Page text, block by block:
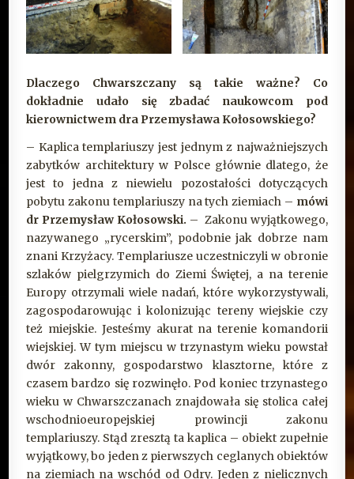
Dlaczego Chwarszczany są takie ważne? Co
dokładnie udało się zbadać naukowcom pod
kierownictwem dra Przemysława Kołosowskiego?
– Kaplica templariuszy jest jednym z najważniejszych
zabytków architektury w Polsce głównie dlatego, że
jest to jedna z niewielu pozostałości dotyczących
pobytu zakonu templariuszy na tych ziemiach – mówi
dr Przemysław Kołosowski. – Zakonu wyjątkowego,
nazywanego „rycerskim”, podobnie jak dobrze nam
znani Krzyżacy. Templariusze uczestniczyli w obronie
szlaków pielgrzymich do Ziemi Świętej, a na terenie
Europy otrzymali wiele nadań, które wykorzystywali,
zagospodarowując i kolonizując tereny wiejskie czy
też miejskie. Jesteśmy akurat na terenie komandorii
wiejskiej. W tym miejscu w trzynastym wieku powstał
dwór zakonny, gospodarstwo klasztorne, które z
czasem bardzo się rozwinęło. Pod koniec trzynastego
wieku w Chwarszczanach znajdowała się stolica całej
wschodnioeuropejskiej prowincji zakonu
templariuszy. Stąd zresztą ta kaplica – obiekt zupełnie
wyjątkowy, bo jeden z pierwszych ceglanych obiektów
na ziemiach na wschód od Odry. Jeden z nielicznych